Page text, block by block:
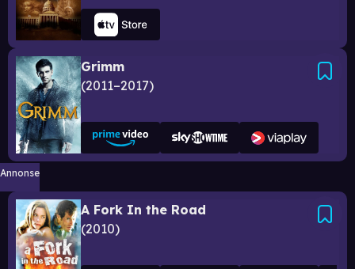
Grimm
2011–2017
Annonse
A Fork In the Road
2010